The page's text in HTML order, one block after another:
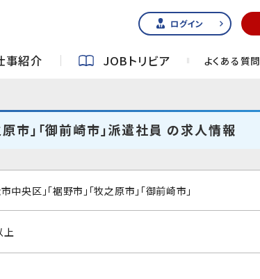
ログイン
事紹介 JOBトリビア よくある質問
市」「御前崎市」派遣社員 の求人情報
中央区」「裾野市」「牧之原市」「御前崎市」
上